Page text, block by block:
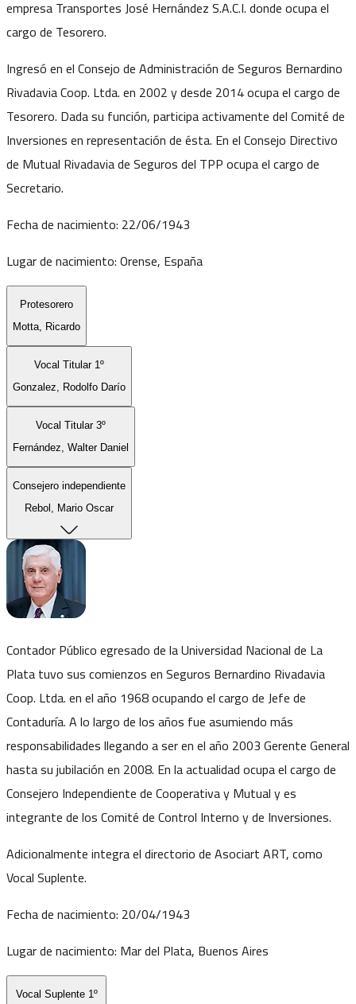
empresa Transportes José Hernández S.A.C.I. donde ocupa el
cargo de Tesorero.
Ingresó en el Consejo de Administración de Seguros Bernardino
Rivadavia Coop. Ltda. en 2002 y desde 2014 ocupa el cargo de
Tesorero. Dada su función, participa activamente del Comité de
Inversiones en representación de ésta. En el Consejo Directivo
de Mutual Rivadavia de Seguros del TPP ocupa el cargo de
Secretario.
Fecha de nacimiento: 22/06/1943
Lugar de nacimiento:Orense, España
Protesorero
Motta, Ricardo
Vocal Titular 1º
Gonzalez, Rodolfo Darío
Vocal Titular 3º
Fernández, Walter Daniel
Consejero independiente
Rebol, Mario Oscar
Contador Público egresado de la Universidad Nacional de La
Plata tuvo sus comienzos en Seguros Bernardino Rivadavia
Coop. Ltda. en el año 1968 ocupando el cargo de Jefe de
Contaduría. A lo largo de los años fue asumiendo más
responsabilidades llegando a ser en el año 2003 Gerente General
hasta su jubilación en 2008. En la actualidad ocupa el cargo de
Consejero Independiente de Cooperativa y Mutual y es
integrante de los Comité de Control Interno y de Inversiones.
Adicionalmente integra el directorio de Asociart ART, como
Vocal Suplente.
Fecha de nacimiento: 20/04/1943
Lugar de nacimiento: Mar del Plata, Buenos Aires
Vocal Suplente 1º